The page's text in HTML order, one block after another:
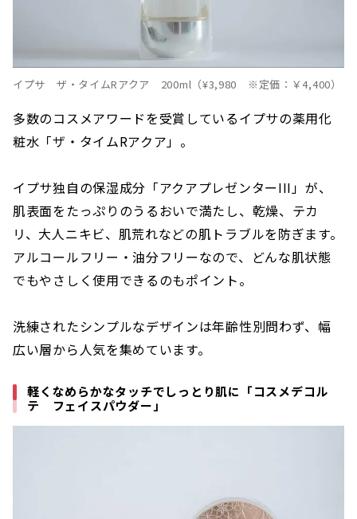
イプサ ザ・タイムRアクア 200ml（¥3,980 ※定価：￥4,400）
多数のコスメアワードを受賞しているイプサの薬用化
粧水「ザ・タイムRアクア」。
イプサ独自の保湿成分「アクアプレゼンターIII」が、
肌表面をたっぷりのうるおいで満たし、乾燥、テカ
リ、大人ニキビ、肌荒れなどの肌トラブルを防ぎます。
アルコールフリー・油分フリーなので、どんな肌状態
でもやさしく使用できるのもポイント。
洗練されたシンプルなデザインは年齢性別問わず、幅
広い層から人気を集めています。
軽くなめらかなタッチでしっとり肌に「コスメデコル
テ フェイスパウダー」